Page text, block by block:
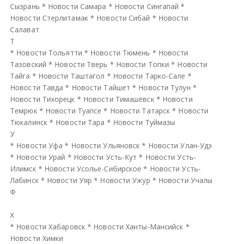
Сызрань * Новости Самара * Новости Сингапай *
Новости Стерлитамак* Новости Сибай * Новости
Салават
Т
* Новости Тольятти * Новости Тюмень * Новости
Тазовский * Новости Тверь * Новости Топки * Новости
Тайга * Новости Таштагол * Новости Тарко-Сале *
Новости Тавда * Новости Тайшет * Новости Тулун *
Новости Тихорецк * Новости Тимашёвск* Новости
Темрюк* Новости Туапсе * Новости Татарск * Новости
Тюкалинск* Новости Тара * Новости Туймазы
У
* Новости Уфа * Новости Ульяновск * Новости Улан-Удэ
* Новости Урай * Новости Усть-Кут * Новости Усть-
Илимск* Новости Усолье-Сибирское * Новости Усть-
Лабинск* Новости Уяр * Новости Ужур * Новости Учалы
Ф
Х
* Новости Хабаровск* Новости Ханты-Мансийск *
Новости Химки